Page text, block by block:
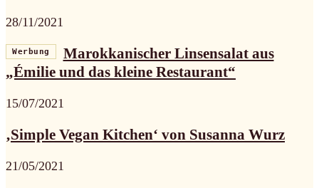
28/11/2021
Werbung
Marokkanischer Linsensalat aus
„Émilie und das kleine Restaurant“
15/07/2021
‚Simple Vegan Kitchen‘ von Susanna Wurz
21/05/2021